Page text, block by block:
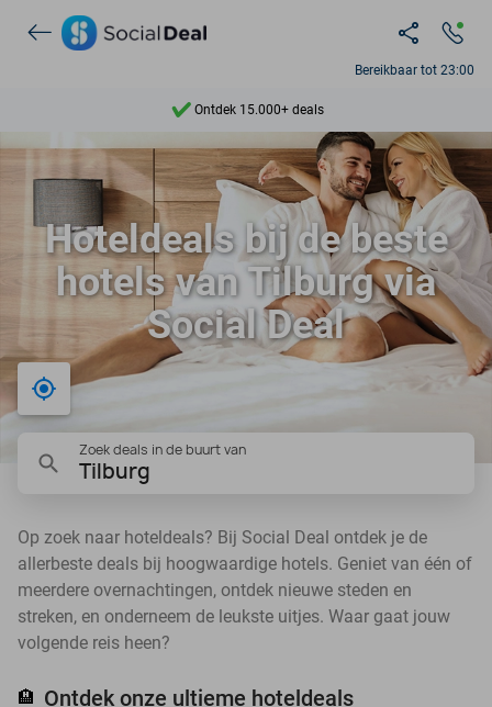
Bereikbaar tot 23:00
7 dagen per week beschikbaar
10+ miljoen leden
9,4
Ontdek 15.000+ deals
Hoteldeals bij de beste
hotels van Tilburg via
Social Deal
Bij mij in de buurt
Zoek deals in de buurt van
Tilburg
Op zoek naar hoteldeals? Bij Social Deal ontdek je de
allerbeste deals bij hoogwaardige hotels. Geniet van één of
meerdere overnachtingen, ontdek nieuwe steden en
streken, en onderneem de leukste uitjes. Waar gaat jouw
volgende reis heen?
🏨 Ontdek onze ultieme hoteldeals